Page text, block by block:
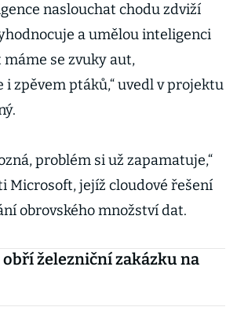
naslouchat chodu zdviží
a umělou inteligenci
máme se zvuky aut,
zpěvem ptáků,“ uvedl v projektu
problém si už zapamatuje,“
Microsoft, jejíž cloudové řešení
obrovského množství dat.
železniční zakázku na